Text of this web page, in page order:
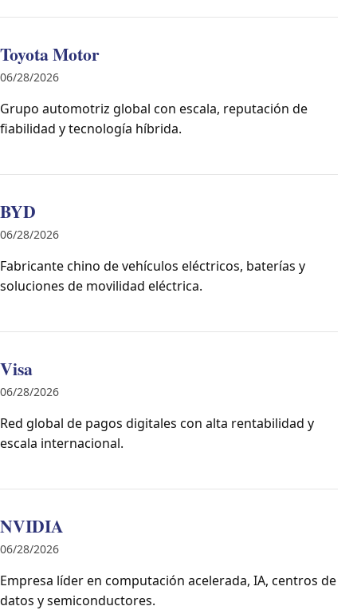
Toyota Motor
06/28/2026
Grupo automotriz global con escala, reputación de
fiabilidad y tecnología híbrida.
BYD
06/28/2026
Fabricante chino de vehículos eléctricos, baterías y
soluciones de movilidad eléctrica.
Visa
06/28/2026
Red global de pagos digitales con alta rentabilidad y
escala internacional.
NVIDIA
06/28/2026
Empresa líder en computación acelerada, IA, centros de
datos y semiconductores.